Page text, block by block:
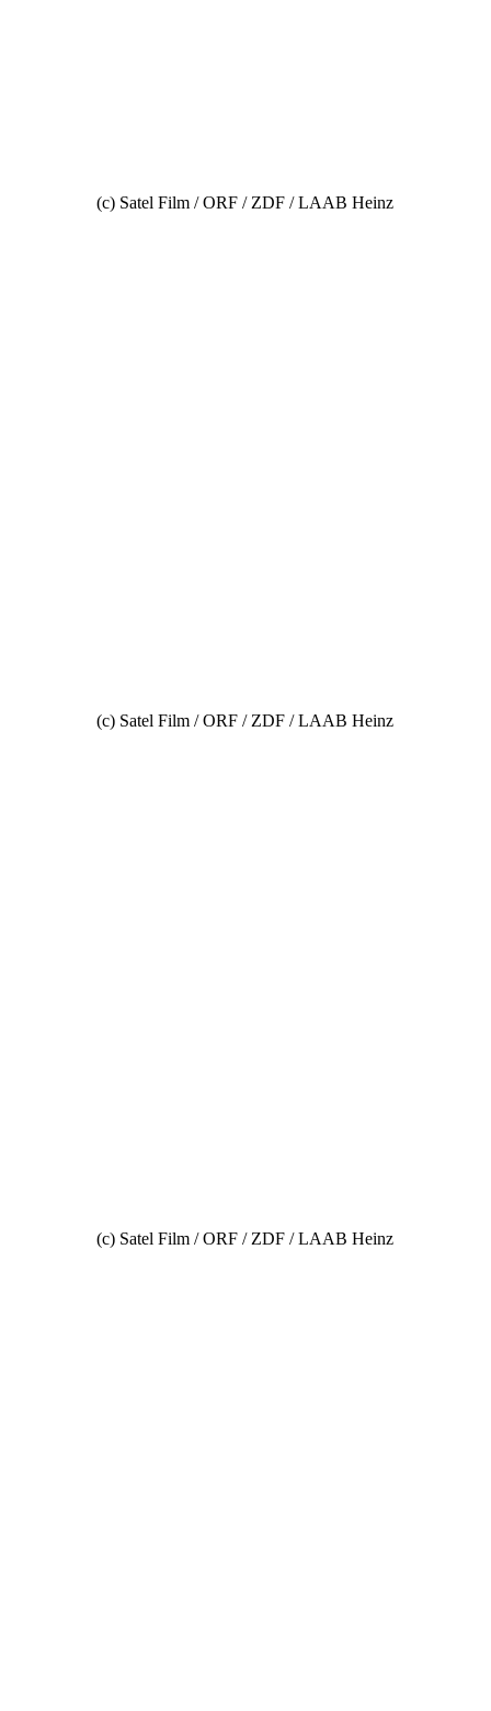
(c) Satel Film / ORF / ZDF / LAAB Heinz
(c) Satel Film / ORF / ZDF / LAAB Heinz
(c) Satel Film / ORF / ZDF / LAAB Heinz